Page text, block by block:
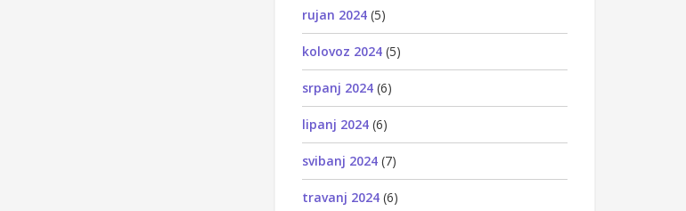
rujan 2024 (5)
kolovoz 2024 (5)
srpanj 2024 (6)
lipanj 2024 (6)
svibanj 2024 (7)
travanj 2024 (6)